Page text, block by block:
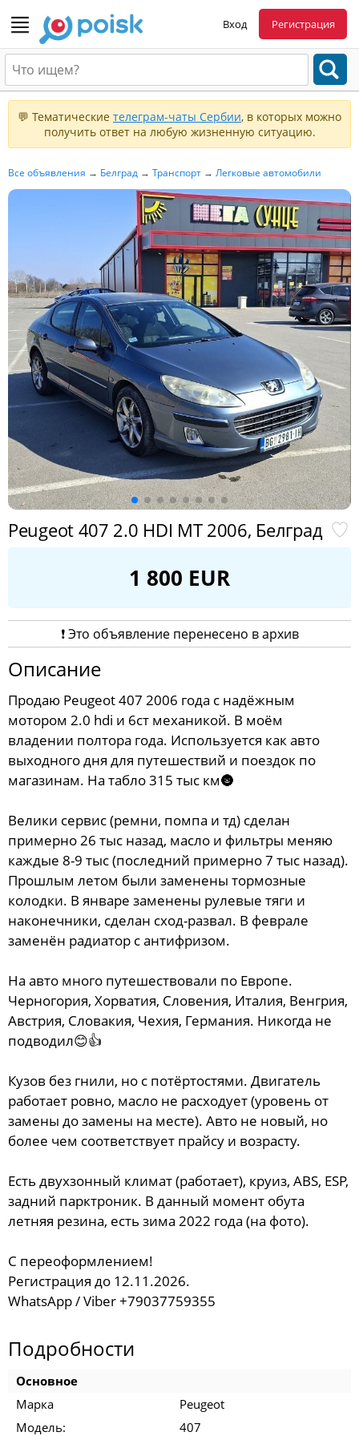
Вход Регистрация
💬 Тематические телеграм-чаты Сербии, в которых можно
получить ответ на любую жизненную ситуацию.
Все объявления → Белград → Транспорт → Легковые автомобили
Peugeot 407 2.0 HDI MT 2006, Белград
1 800 EUR
❗️ Это объявление перенесено в архив
Описание
Продаю Peugeot 407 2006 года с надёжным
мотором 2.0 hdi и 6ст механикой. В моём
владении полтора года. Используется как авто
выходного дня для путешествий и поездок по
магазинам. На табло 315 тыс км🌚
Велики сервис (ремни, помпа и тд) сделан
примерно 26 тыс назад, масло и фильтры меняю
каждые 8-9 тыс (последний примерно 7 тыс назад).
Прошлым летом были заменены тормозные
колодки. В январе заменены рулевые тяги и
наконечники, сделан сход-развал. В феврале
заменён радиатор с антифризом.
На авто много путешествовали по Европе.
Черногория, Хорватия, Словения, Италия, Венгрия,
Австрия, Словакия, Чехия, Германия. Никогда не
подводил😊👍
Кузов без гнили, но с потёртостями. Двигатель
работает ровно, масло не расходует (уровень от
замены до замены на месте). Авто не новый, но
более чем соответствует прайсу и возрасту.
Есть двухзонный климат (работает), круиз, ABS, ESP,
задний парктроник. В данный момент обута
летняя резина, есть зима 2022 года (на фото).
С переоформлением!
Регистрация до 12.11.2026.
WhatsApp / Viber +79037759355
Подробности
Основное
Марка
Peugeot
Модель:
407